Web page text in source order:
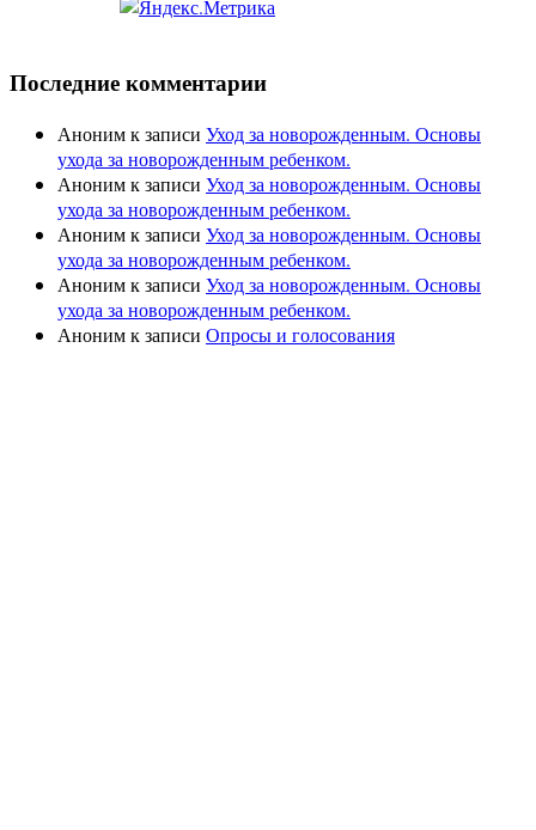
Последние комментарии
Анонимк записи Уход за новорожденным. Основы
ухода за новорожденным ребенком.
Анонимк записи Уход за новорожденным. Основы
ухода за новорожденным ребенком.
Анонимк записи Уход за новорожденным. Основы
ухода за новорожденным ребенком.
Анонимк записи Уход за новорожденным. Основы
ухода за новорожденным ребенком.
Анонимк записи Опросы и голосования